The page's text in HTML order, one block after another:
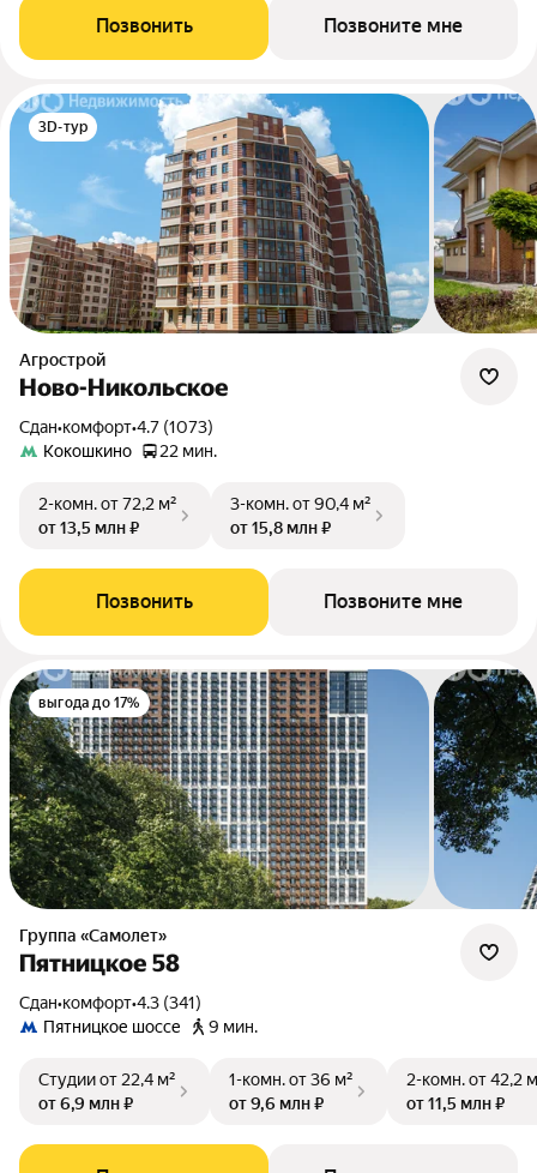
Позвонить Позвоните мне
3D-тур
Агрострой
Ново-Никольское
Сдан•комфорт•4.7 (1073)
Кокошкино
22 мин.
2-комн.от 72,2 м²
от 13,5 млн ₽
3-комн.от 90,4 м²
от 15,8 млн ₽
Позвонить Позвоните мне
выгода до 17%
Группа «Самолет»
Пятницкое 58
Сдан•комфорт•4.3 (341)
Пятницкое шоссе
9 мин.
Студииот 22,4 м²
от 6,9 млн ₽
1-комн.от 36 м²
от 9,6 млн ₽
2-комн.от 42,2
от 11,5 млн ₽